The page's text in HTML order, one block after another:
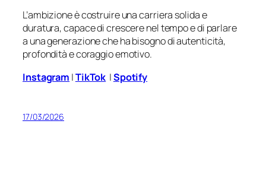
L’ambizione è costruire una carriera solida e
duratura, capace di crescere nel tempo e di parlare
a una generazione che ha bisogno di autenticità,
profondità e coraggio emotivo.
Instagram |TikTok |Spotify
17/03/2026